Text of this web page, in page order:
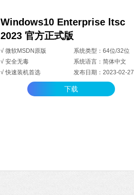
Windows10 Enterprise ltsc
2023 官方正式版
√ 微软MSDN原版
系统类型：64位/32位
√ 安全无毒
系统语言：简体中文
√ 快速装机首选
发布日期：2023-02-27
下载